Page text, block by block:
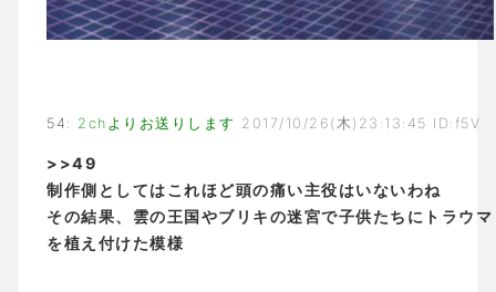
54 : 2chよりお送りします 2017/10/26(木)23:13:45 ID:f5V
>>49
制作側としてはこれほど頭の痛い主役はいないわね
その結果、雲の王国やブリキの迷宮で子供たちにトラウマ
を植え付けた模様